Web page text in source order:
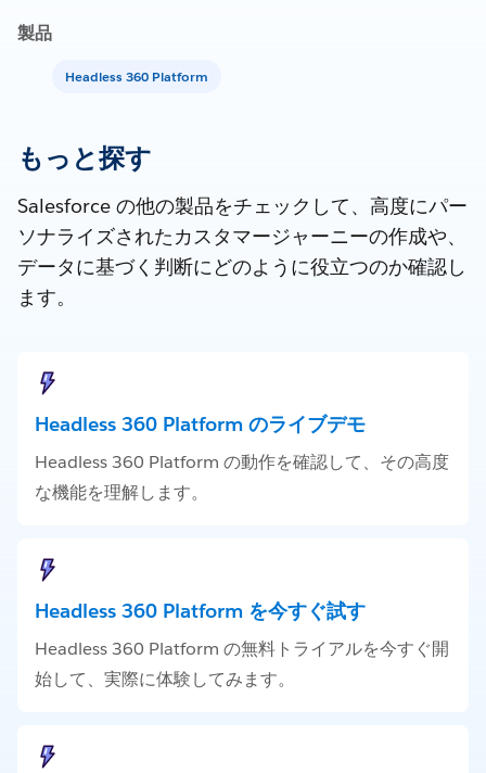
製品
Headless 360 Platform
もっと探す
Salesforce の他の製品をチェックして、高度にパー
ソナライズされたカスタマージャーニーの作成や、
データに基づく判断にどのように役立つのか確認し
ます。
Headless 360 Platform のライブデモ
Headless 360 Platform の動作を確認して、その高度
な機能を理解します。
Headless 360 Platform を今すぐ試す
Headless 360 Platform の無料トライアルを今すぐ開
始して、実際に体験してみます。